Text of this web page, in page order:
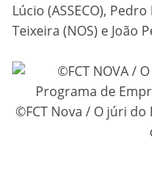
Lúcio (ASSECO),
Teixeira (NOS) e João
©FCT Nova / O júri